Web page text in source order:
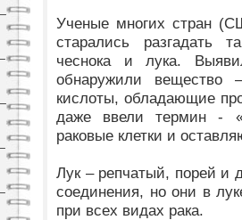
Ученые многих стран
старались разгадать
чеснока и лука.
обнаружили вещество
кислоты, обладающие
даже ввели термин -
раковые клетки и
Лук – репчатый, порей и
соединения, но они в
при всех видах рака.